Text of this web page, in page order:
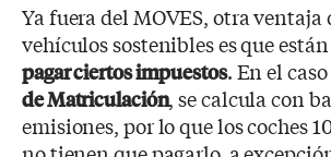
Ya fuera del MOVES, otra
vehículos sostenibles es que están
pagar ciertos impuestos. En el
de Matriculación, se calcula con
emisiones, por lo que los coches